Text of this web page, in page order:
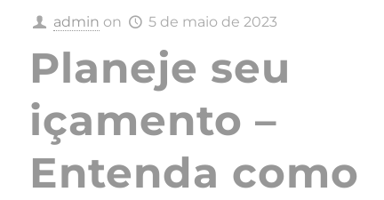
admin on 5 de maio de 2023
Planeje seu
içamento –
Entenda como